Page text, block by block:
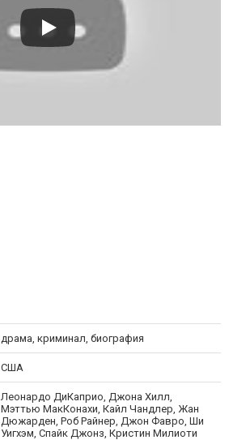
драма, криминал, биография
США
Леонардо ДиКаприо, Джона Хилл,
Мэттью МакКонахи, Кайл Чандлер, Жан
Дюжарден, Роб Райнер, Джон Фавро, Ши
Уигхэм, Спайк Джонз, Кристин Милиоти